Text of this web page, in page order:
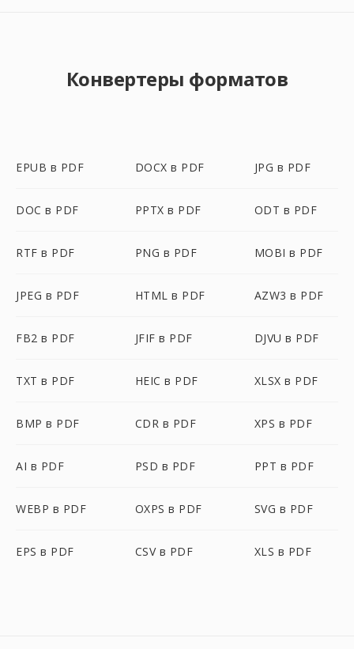
Конвертеры форматов
EPUB в PDF DOCX в PDF JPG в PDF
DOC в PDF PPTX в PDF ODT в PDF
RTF в PDF PNG в PDF MOBI в PDF
JPEG в PDF HTML в PDF AZW3 в PDF
FB2 в PDF JFIF в PDF DJVU в PDF
TXT в PDF HEIC в PDF XLSX в PDF
BMP в PDF CDR в PDF XPS в PDF
AI в PDF PSD в PDF PPT в PDF
WEBP в PDF OXPS в PDF SVG в PDF
EPS в PDF CSV в PDF XLS в PDF